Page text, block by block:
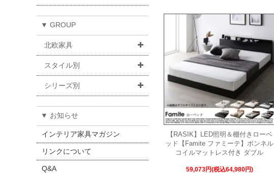
▼ GROUP
北欧家具
スタイル別
シリーズ別
▼ お知らせ
インテリア家具マガジン
リンクについて
Q&A
【RASIK】LED照明＆棚付きローベ
ッド【Famite ファミーテ】ボンネル
コイルマットレス付き ダブル
59,073円(税込64,980円)